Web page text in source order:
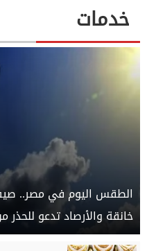
خدمات
الطقس اليوم في مصر..
خانقة والأرصاد تدعو